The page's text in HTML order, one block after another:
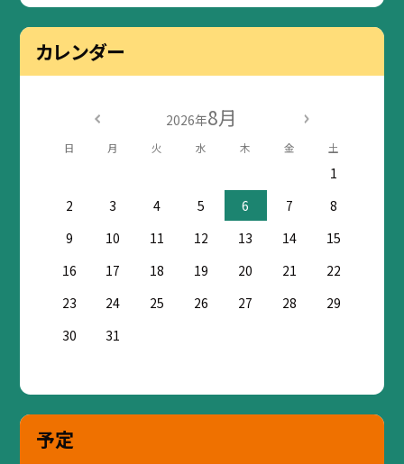
カレンダー
2026年8月
日 月 火 水 木 金 土
1
2
3 4 5 6 7
8
9
10 11 12 13 14
15
16
17 18 19 20 21
22
23
24 25 26 27 28
29
30
31
予定